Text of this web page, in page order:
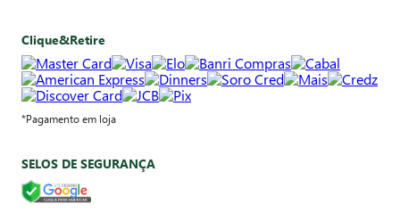
Clique&Retire
*Pagamento em loja
SELOS DE SEGURANÇA